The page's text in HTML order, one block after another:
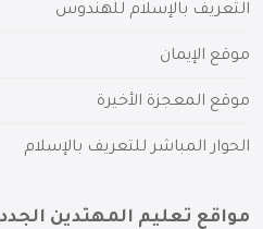
التعريف بالإسلام للهندوس
موقع الإيمان
موقع المعجزة الأخيرة
الحوار المباشر للتعريف بالإسلام
مواقع تعليم المهتدين الجدد